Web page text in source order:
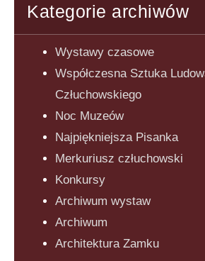
Kategorie archiwów
Wystawy czasowe
Współczesna Sztuka
Człuchowskiego
Noc Muzeów
Najpiękniejsza Pisanka
Merkuriusz człuchowski
Konkursy
Archiwum wystaw
Archiwum
Architektura Zamku